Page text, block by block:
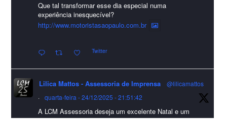
A Abrafas - Associação Brasileira de Fibras Artificiais e
Sintéticas foi destaque na Revista Química e Derivados, na
incertezas do mercado global".
Confira detalhes 🗞📰📈
#sustentabilidade #FibrasSintéticas #EconomiaCircular #Abrafas
#IndústriaTêxtil
Que tal transformar esse dia especial numa
experiência inesquecível?
http://www.motoristasaopaulo.com.br
Twitter
Lilica Mattos - Assessoria de Imprensa
@lilicamattos
·
quarta-feira - 24/12/2025 - 21:51:42
A LCM Assessoria deseja um excelente Natal e um